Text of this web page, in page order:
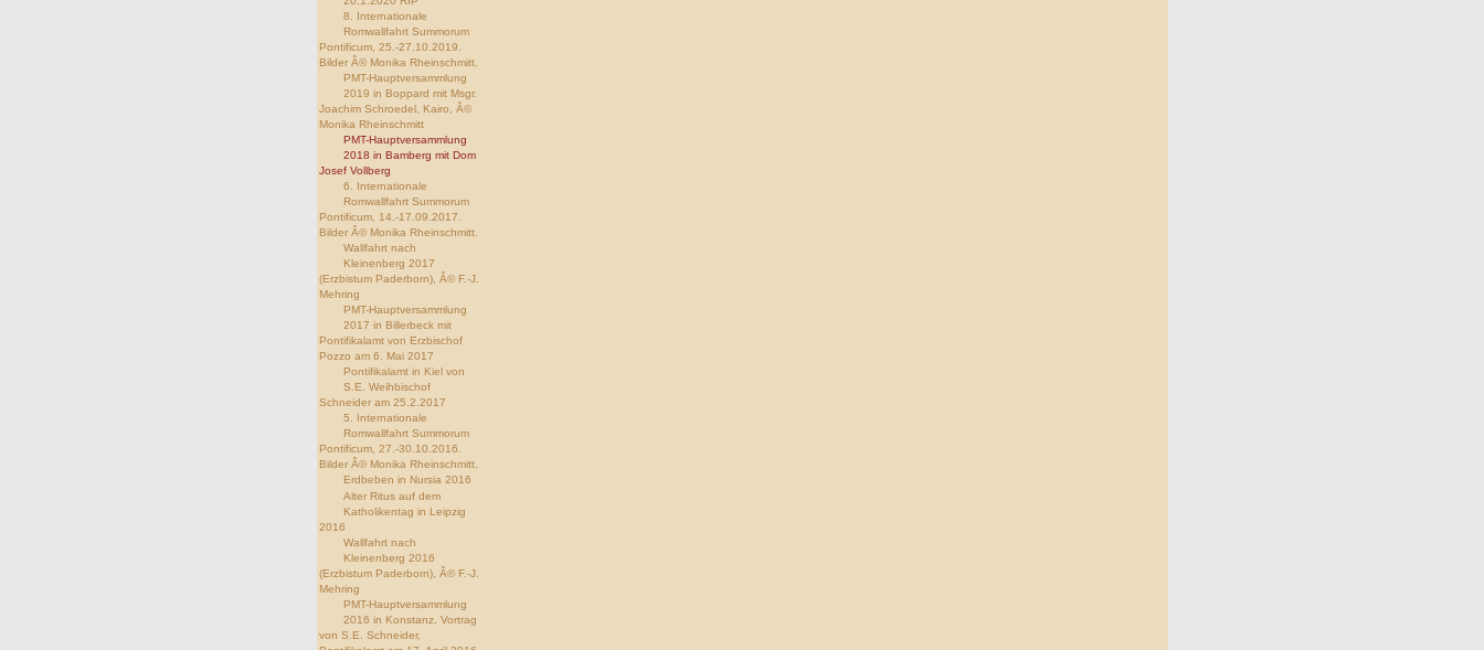
8. Internationale
Romwallfahrt Summorum
Pontificum, 25.-27.10.2019.
Bilder Â© Monika Rheinschmitt.
PMT-Hauptversammlung
2019 in Boppard mit Msgr.
Joachim Schroedel, Kairo, Â©
Monika Rheinschmitt
PMT-Hauptversammlung
2018 in Bamberg mit Dom
Josef Vollberg
6. Internationale
Romwallfahrt Summorum
Pontificum, 14.-17.09.2017.
Bilder Â© Monika Rheinschmitt.
Wallfahrt nach
Kleinenberg 2017
(Erzbistum Paderborn), Â© F.-J.
Mehring
PMT-Hauptversammlung
2017 in Billerbeck mit
Pontifikalamt von Erzbischof
Pozzo am 6. Mai 2017
Pontifikalamt in Kiel von
S.E. Weihbischof
Schneider am 25.2.2017
5. Internationale
Romwallfahrt Summorum
Pontificum, 27.-30.10.2016.
Bilder Â© Monika Rheinschmitt.
Erdbeben in Nursia 2016
Alter Ritus auf dem
Katholikentag in Leipzig
2016
Wallfahrt nach
Kleinenberg 2016
(Erzbistum Paderborn), Â© F.-J.
Mehring
PMT-Hauptversammlung
2016 in Konstanz, Vortrag
von S.E. Schneider,